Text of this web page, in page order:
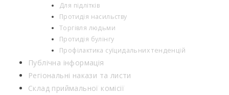
Для підлітків
Протидія насильству
Торгівля людьми
Протидія булінгу
Профілактика суїцидальних тенденцій
Публічна інформація
Регіональні накази та листи
Склад приймальної комісії